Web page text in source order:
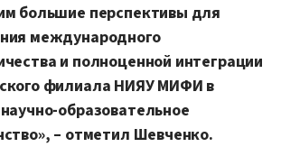
большие перспективы для
международного
и полноценной интеграции
филиала НИЯУ МИФИ в
образовательное
– отметил Шевченко.